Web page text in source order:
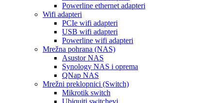
Powerline ethernet adapteri
Wifi adapteri
PCIe wifi adapteri
USB wifi adapteri
Powerline wifi adapteri
Mrežna pohrana (NAS)
Asustor NAS
Synology NAS i oprema
QNap NAS
Mrežni preklopnici (Switch)
Mikrotik switch
Ubiquiti switchevi